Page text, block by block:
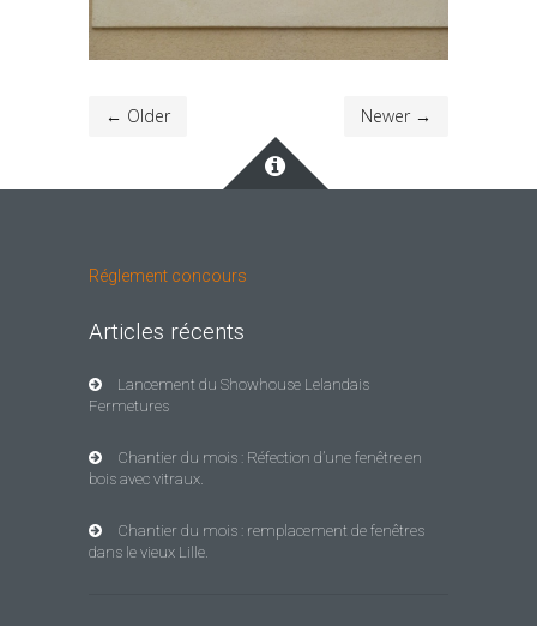
← Older Newer →
Réglement concours
Articles récents
Lancement du Showhouse Lelandais
Fermetures
Chantier du mois : Réfection d’une fenêtre en
bois avec vitraux.
Chantier du mois : remplacement de fenêtres
dans le vieux Lille.